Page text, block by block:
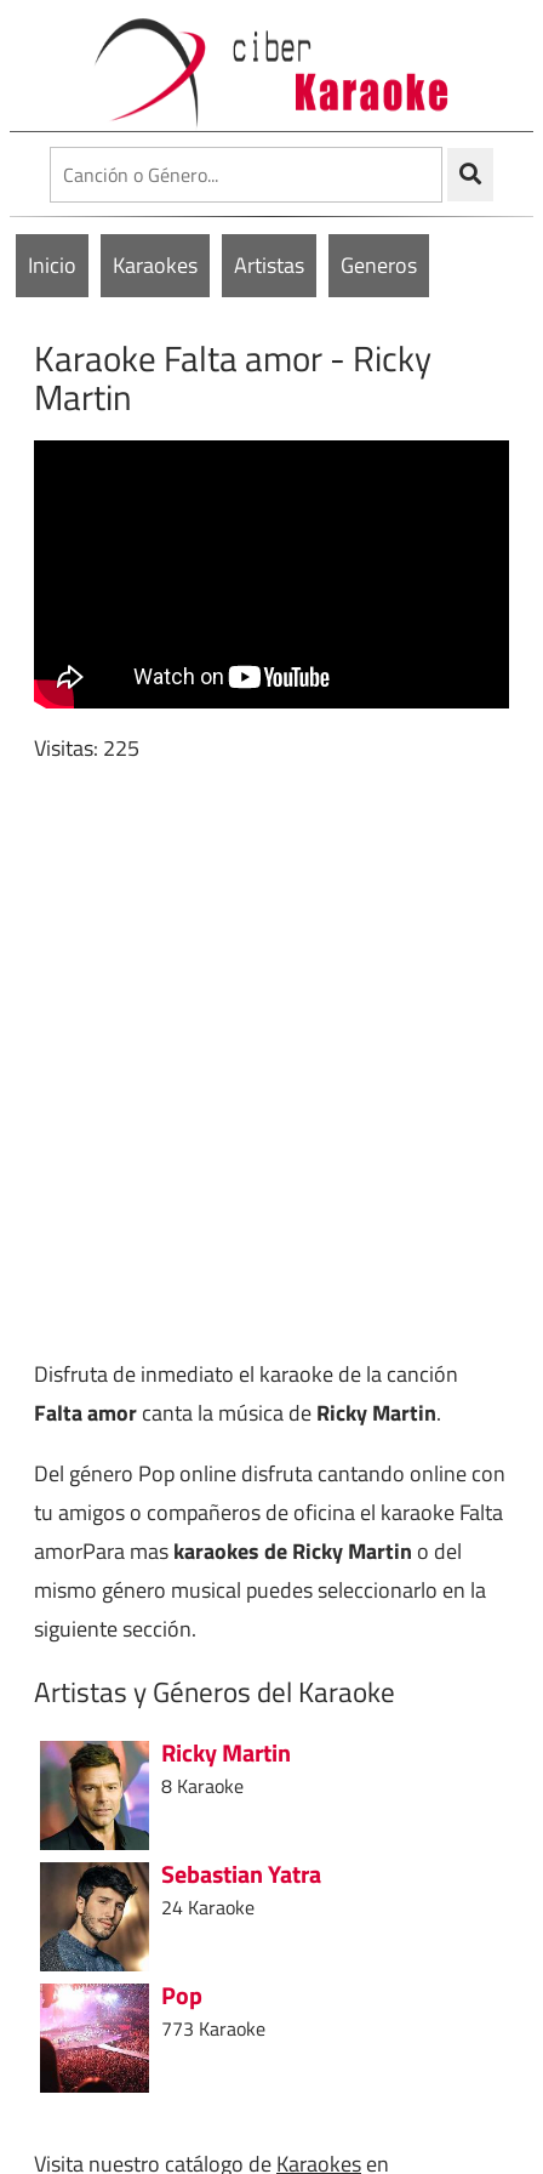
Inicio Karaokes Artistas Generos
Karaoke Falta amor - Ricky
Martin
Visitas: 225
Disfruta de inmediato el karaoke de la canción
Falta amorcanta la música deRicky Martin.
Del género Pop online disfruta cantando online con
tu amigos o compañeros de oficina el karaoke Falta
amorPara maskaraokes de Ricky Martin o del
mismo género musical puedes seleccionarlo en la
siguiente sección.
Artistas y Géneros del Karaoke
Ricky Martin
8 Karaoke
Sebastian Yatra
24 Karaoke
Pop
773 Karaoke
Visita nuestro catálogo deKaraokesen